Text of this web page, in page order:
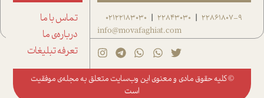
22861807-9
|
22843030
|
02122183030
info@movafaghiat.com
تماس با ما
درباره‌ی ما
تعرفه تبلیغات
© کلیه حقوق مادی و معنوی این وب‌سایت متعلق به مجله‌ی موفقیت
است